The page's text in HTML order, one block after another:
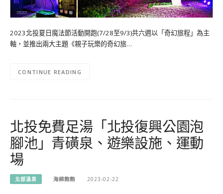
2023北投夏日魔法節活動開跑(7/28至9/3)共六週以「奇幻旅程」為主
軸，並推出兩大主題《親子玩樂的奇幻旅…
CONTINUE READING
北投免費足湯「北投復興公園泡
腳池」青磺泉、遊樂設施、運動
場
北部溫泉 海綿飽飽 2023-02-22